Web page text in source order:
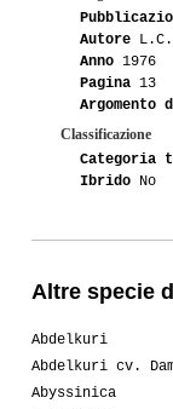
Autore
Anno 1976
Pagina 13
Classificazione
Categoria
Ibrido No
Altre specie
Abdelkuri
Abdelkuri cv.
Abyssinica